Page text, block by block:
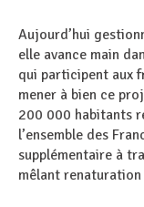
Aujourd’hui
elle avance main
qui participent aux
mener à bien ce
200 000 habitants
l’ensemble des
supplémentaire à
mêlant